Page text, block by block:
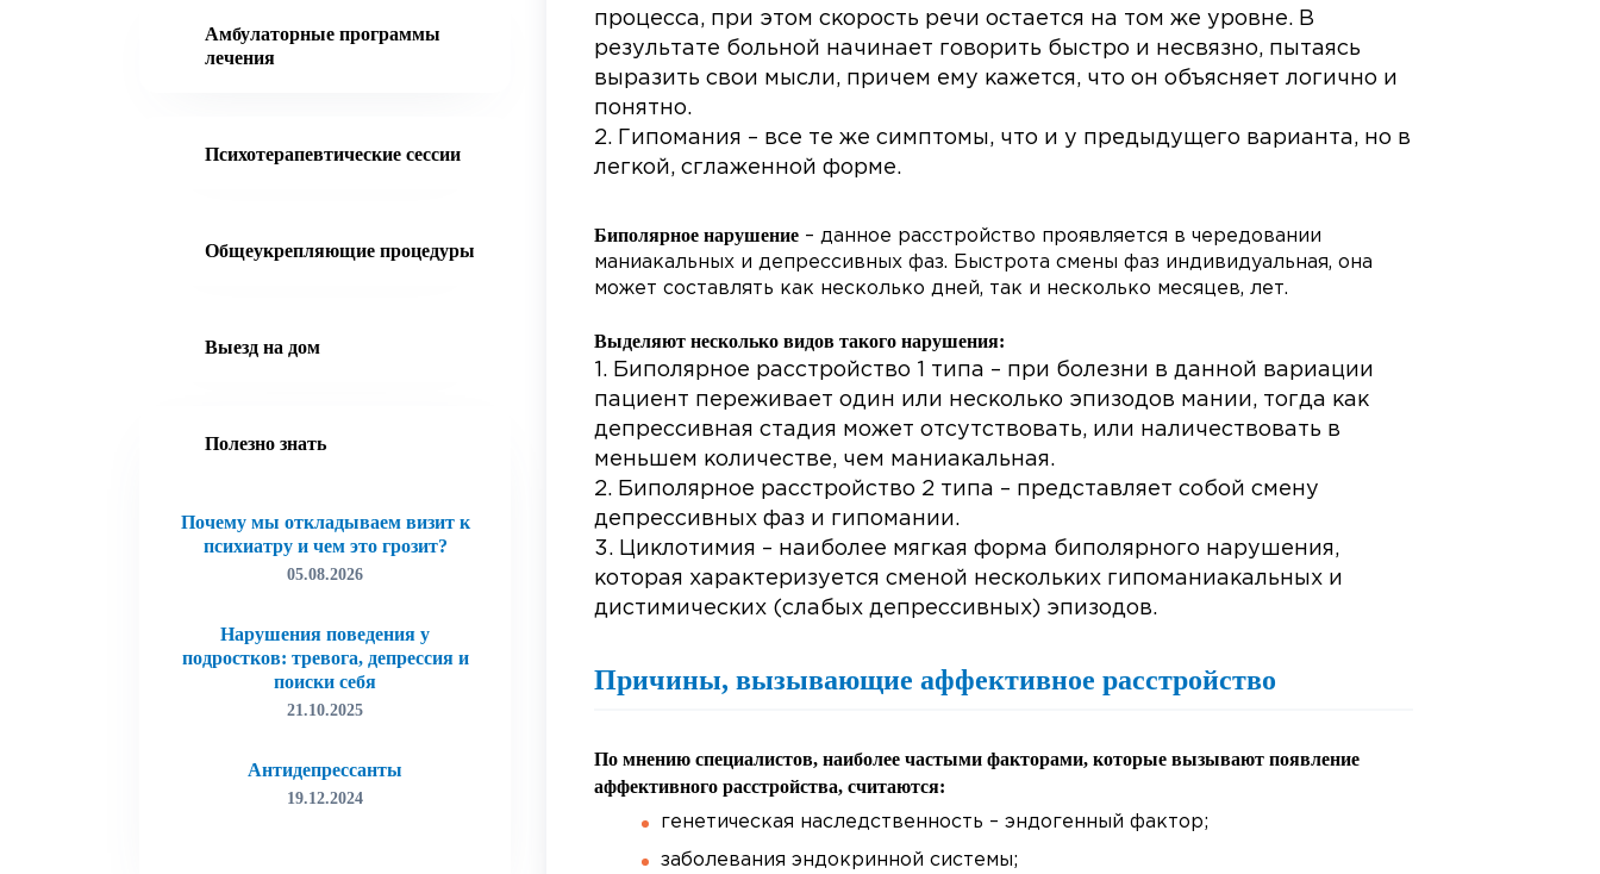
процесса, при этом скорость речи остается на том же уровне. В
результате больной начинает говорить быстро и несвязно, пытаясь
выразить свои мысли, причем ему кажется, что он объясняет логично и
понятно.
Гипомания – все те же симптомы, что и у предыдущего варианта, но в
легкой, сглаженной форме.
Биполярное нарушение – данное расстройство проявляется в чередовании
маниакальных и депрессивных фаз. Быстрота смены фаз индивидуальная, она
может составлять как несколько дней, так и несколько месяцев, лет.
Выделяют несколько видов такого нарушения:
Биполярное расстройство 1 типа – при болезни в данной вариации
пациент переживает один или несколько эпизодов мании, тогда как
депрессивная стадия может отсутствовать, или наличествовать в
меньшем количестве, чем маниакальная.
Биполярное расстройство 2 типа – представляет собой смену
депрессивных фаз и гипомании.
Циклотимия – наиболее мягкая форма биполярного нарушения,
которая характеризуется сменой нескольких гипоманиакальных и
дистимических (слабых депрессивных) эпизодов.
Причины, вызывающие аффективное расстройство
По мнению специалистов, наиболее частыми факторами, которые вызывают появление
аффективного расстройства, считаются:
генетическая наследственность – эндогенный фактор;
заболевания эндокринной системы;
Амбулаторные программы
лечения
Психотерапевтические сессии
Общеукрепляющие процедуры
Выезд на дом
Полезно знать
Почему мы откладываем визит к
психиатру и чем это грозит?
05.08.2026
Нарушения поведения у
подростков: тревога, депрессия и
поиски себя
21.10.2025
Антидепрессанты
19.12.2024
Я даю согласие наобработку персональных данных
Я даю согласие наобработку персональных данных